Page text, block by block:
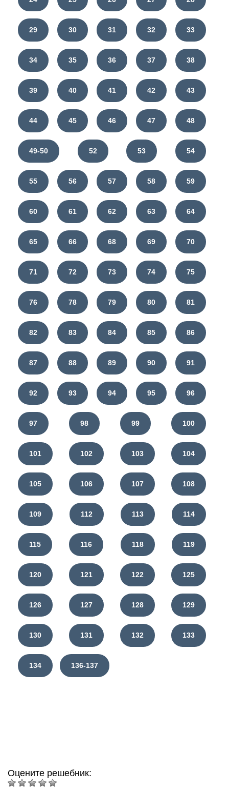
29 30 31 32 33
34 35 36 37 38
39 40 41 42 43
44 45 46 47 48
49-50 52 53 54
55 56 57 58 59
60 61 62 63 64
65 66 68 69 70
71 72 73 74 75
76 78 79 80 81
82 83 84 85 86
87 88 89 90 91
92 93 94 95 96
97 98 99 100
101 102 103 104
105 106 107 108
109 112 113 114
115 116 118 119
120 121 122 125
126 127 128 129
130 131 132 133
134 136-137
Оцените решебник: